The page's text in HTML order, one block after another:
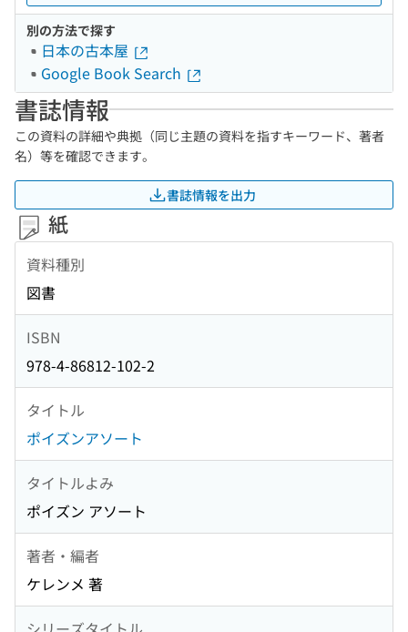
別の方法で探す
日本の古本屋
Google Book Search
書誌情報
この資料の詳細や典拠（同じ主題の資料を指すキーワード、著者
名）等を確認できます。
書誌情報を出力
紙
資料種別
図書
ISBN
978-4-86812-102-2
タイトル
ポイズンアソート
タイトルよみ
ポイズン アソート
著者・編者
ケレンメ 著